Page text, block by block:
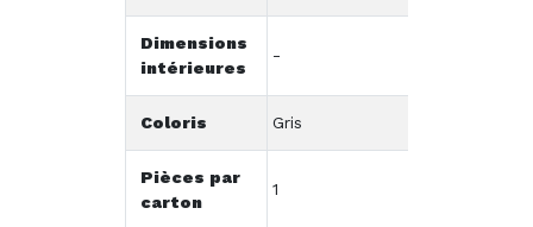
Dimensions
intérieures
-
Coloris Gris
Pièces par
carton
1